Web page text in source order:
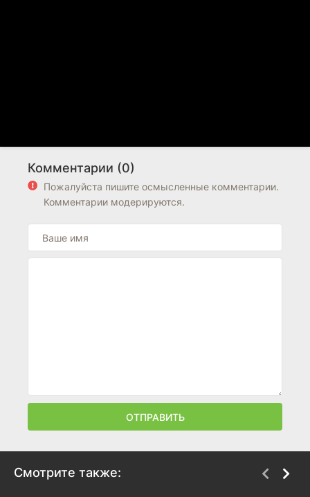
Комментарии (0)
Пожалуйста пишите осмысленные комментарии.
Комментарии модерируются.
ОТПРАВИТЬ
Смотрите также: